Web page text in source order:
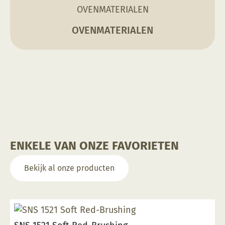
OVENMATERIALEN
ENKELE VAN ONZE FAVORIETEN
Bekijk al onze producten